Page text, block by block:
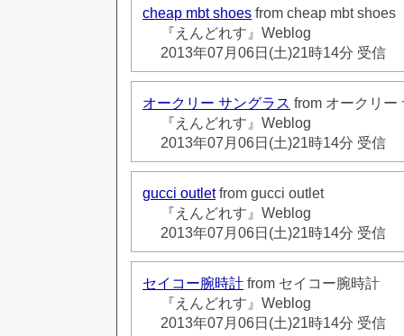
cheap mbt shoes from cheap mbt shoes
『えんどれす』Weblog
2013年07月06日(土)21時14分 受信
オークリー サングラス from オークリー
『えんどれす』Weblog
2013年07月06日(土)21時14分 受信
gucci outletfrom gucci outlet
『えんどれす』Weblog
2013年07月06日(土)21時14分 受信
セイコー腕時計 from セイコー腕時計
『えんどれす』Weblog
2013年07月06日(土)21時14分 受信